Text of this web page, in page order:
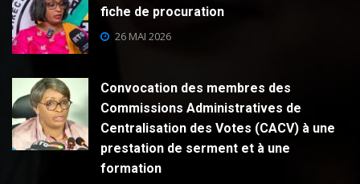
fiche de procuration
26 MAI 2026
Convocation des membres des
Commissions Administratives de
Centralisation des Votes (CACV) à une
prestation de serment et à une
formation